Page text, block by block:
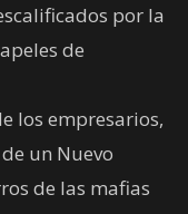
por la
de
los empresarios,
un Nuevo
de las mafias